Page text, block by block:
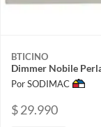
BTICINO
Dimmer Nobile
Por SODIMAC
$ 29.990